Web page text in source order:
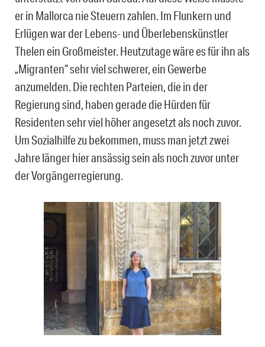
er in Mallorca nie Steuern zahlen. Im Flunkern und
Erlügen war der Lebens- und Überlebenskünstler
Thelen ein Großmeister. Heutzutage wäre es für ihn als
„Migranten“ sehr viel schwerer, ein Gewerbe
anzumelden. Die rechten Parteien, die in der
Regierung sind, haben gerade die Hürden für
Residenten sehr viel höher angesetzt als noch zuvor.
Um Sozialhilfe zu bekommen, muss man jetzt zwei
Jahre länger hier ansässig sein als noch zuvor unter
der Vorgängerregierung.